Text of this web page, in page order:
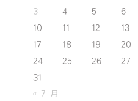
3
4 5 6
10
11 12 13
17
18 19 20
24
25 26 27
31
« 7 月